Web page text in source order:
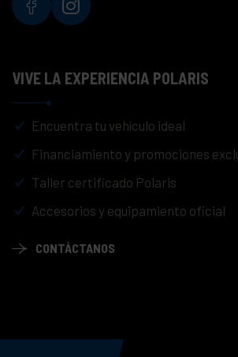
VIVE LA EXPERIENCIA POLARIS
Encuentra tu vehículo ideal
Financiamiento y promociones
Taller certificado Polaris
Accesorios y equipamiento oficial
CONTÁCTANOS